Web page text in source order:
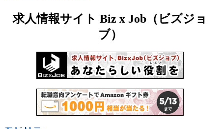
求人情報サイト Biz x Job（ビズジョ
ブ）